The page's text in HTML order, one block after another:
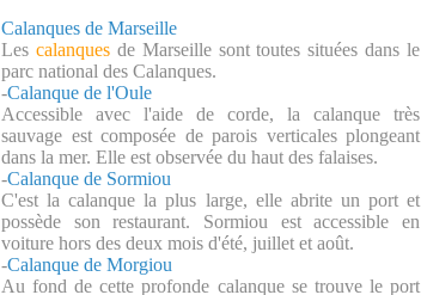
Calanques de Marseille
Les calanquesde Marseille sont toutes situées dans le
parc national des Calanques.
-Calanque de l'Oule
Accessible avec l'aide de corde, la calanque très
sauvage est composée de parois verticales plongeant
dans la mer. Elle est observée du haut des falaises.
-Calanque de Sormiou
C'est la calanque la plus large, elle abrite un port et
possède son restaurant. Sormiou est accessible en
voiture hors des deux mois d'été, juillet et août.
-Calanque de Morgiou
Au fond de cette profonde calanque se trouve le port